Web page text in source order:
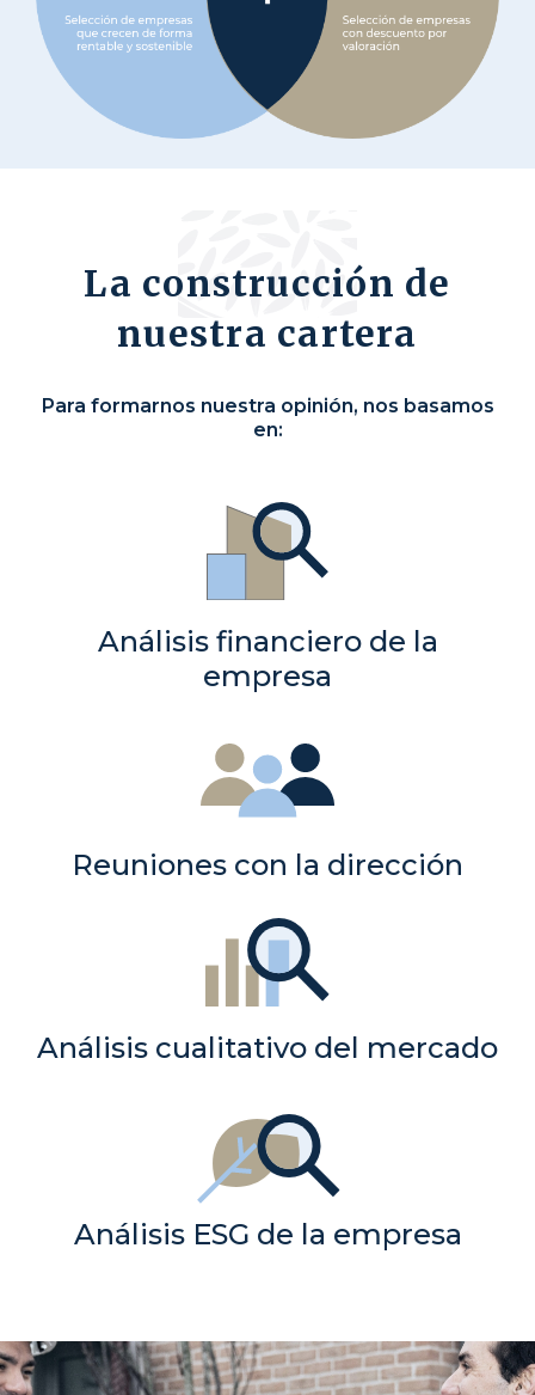
La construcción de
nuestra cartera
Para formarnos nuestra opinión, nos basamos
en:
Análisis financiero de la
empresa
Reuniones con la dirección
Análisis cualitativo del mercado
Análisis ESG de la empresa